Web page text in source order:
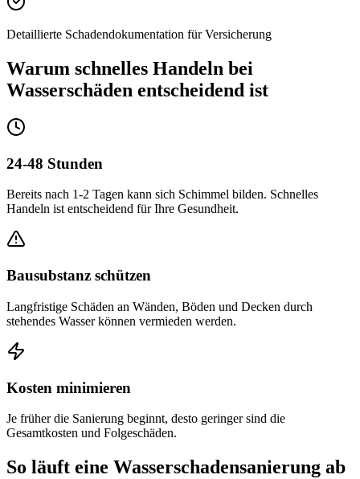
Detaillierte Schadendokumentation für Versicherung
Warum schnelles Handeln bei
Wasserschäden entscheidend ist
24-48 Stunden
Bereits nach 1-2 Tagen kann sich Schimmel bilden. Schnelles
Handeln ist entscheidend für Ihre Gesundheit.
Bausubstanz schützen
Langfristige Schäden an Wänden, Böden und Decken durch
stehendes Wasser können vermieden werden.
Kosten minimieren
Je früher die Sanierung beginnt, desto geringer sind die
Gesamtkosten und Folgeschäden.
So läuft eine Wasserschadensanierung ab